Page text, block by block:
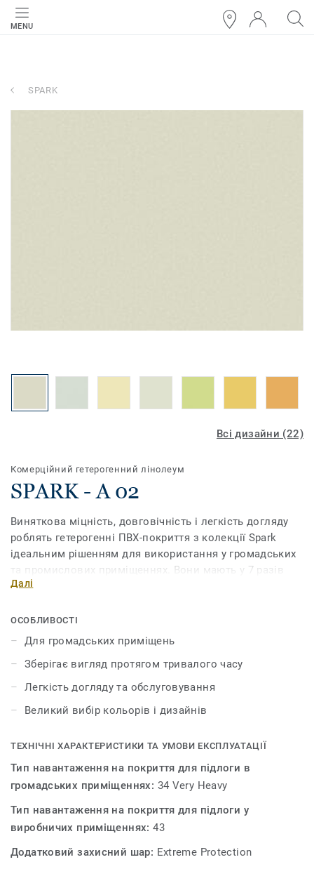
MENU
SPARK
Всі дизайни (22)
Комерційний гетерогенний лінолеум
SPARK - A 02
Виняткова міцність, довговічність і легкість догляду
роблять гетерогенні ПВХ-покриття з колекції Spark
ідеальним рішенням для використання у громадських
та промислових приміщеннях. Вони мають у 7 разів
кращі показники зносостійкості, ніж інші покриття,
приміщеннях з інтенсивним рухом людей. Продукт має
унікальну обробку поверхні Extreme Protection для
надзвичайної міцності та економічного
обслуговування. Сучасний дизайн в палітрі з десяти
кольорів підкреслить неповторний стиль будь-якого
спецзамовленням).
Далі
ОСОБЛИВОСТІ
Для громадських приміщень
Зберігає вигляд протягом тривалого часу
Легкість догляду та обслуговування
Великий вибір кольорів і дизайнів
ТЕХНІЧНІ ХАРАКТЕРИСТИКИ ТА УМОВИ ЕКСПЛУАТАЦІЇ
Тип навантаження на покриття для підлоги в
громадських приміщеннях: 34 Very Heavy
Тип навантаження на покриття для підлоги у
виробничих приміщеннях:43
Додатковий захисний шар: Extreme Protection